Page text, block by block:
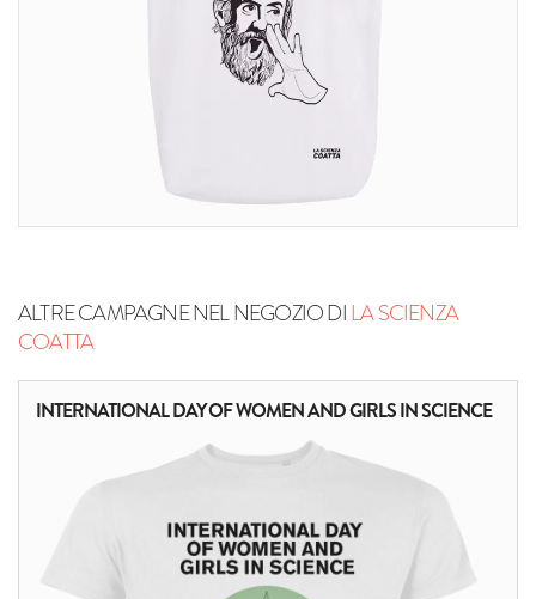
ALTRE CAMPAGNE NEL NEGOZIO DILA SCIENZA
COATTA
INTERNATIONAL DAY OF WOMEN AND GIRLS IN SCIENCE